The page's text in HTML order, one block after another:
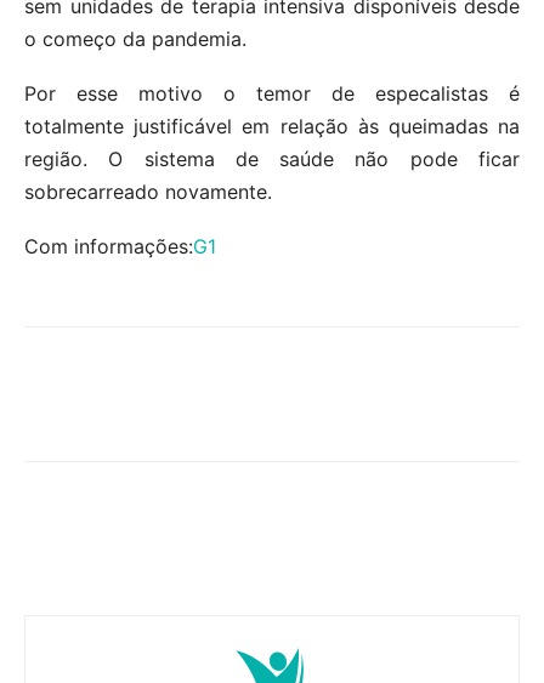
sem unidades de terapia intensiva disponíveis desde
o começo da pandemia.
Por esse motivo o temor de especalistas é
totalmente justificável em relação às queimadas na
região. O sistema de saúde não pode ficar
sobrecarreado novamente.
Com informações:G1